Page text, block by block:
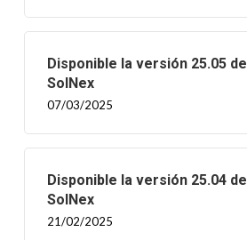
Disponible la versión 25.05 de
SolNex
07/03/2025
Disponible la versión 25.04 de
SolNex
21/02/2025